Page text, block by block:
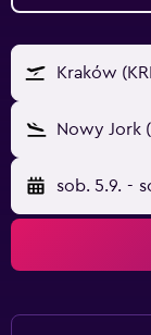
Kraków
Nowy Jork
sob. 5.9. -